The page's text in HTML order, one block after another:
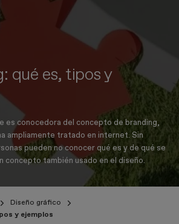
qué es, tipos y
es conocedora del concepto de branding,
ampliamente tratado en internet. Sin
pueden no conocer qué es y de qué se
concepto también usado en el diseño.
Diseño gráfico
y ejemplos